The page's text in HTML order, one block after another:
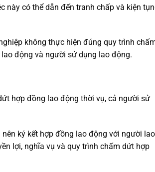
này có thể dẫn đến tranh chấp và kiện
không thực hiện đúng quy trình
động và người sử dụng lao động.
hợp đồng lao động thời vụ, cả người sử
ký kết hợp đồng lao động với người lao
lợi, nghĩa vụ và quy trình chấm dứt hợp